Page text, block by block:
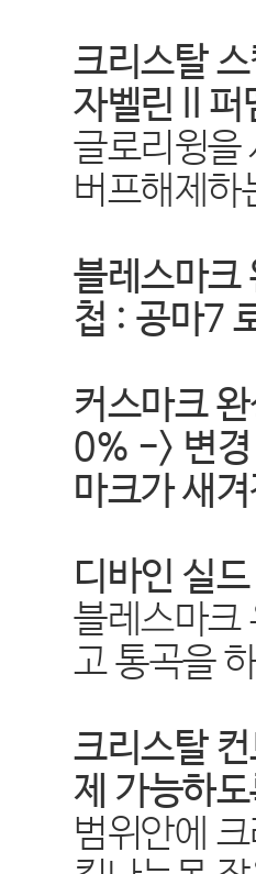
크리스탈
자벨린 ll
글로리윙을
버프해제하
블레스마
첩 : 공마7
커스마크
0% -> 변
마크가 새
디바인 실
블레스마크
고 통곡을
크리스탈
제 가능하
범위안에